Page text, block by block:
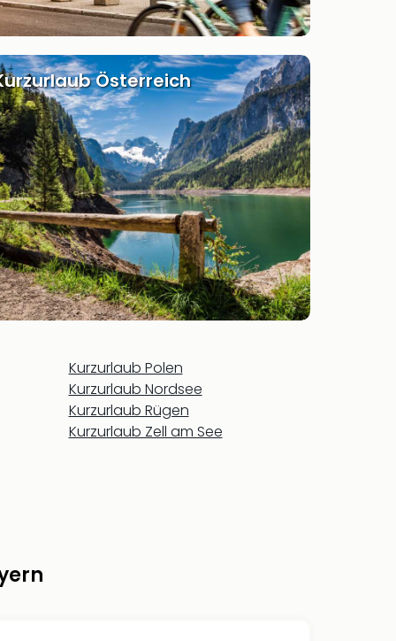
Österreich
Kurzurlaub Polen
Kurzurlaub Nordsee
Kurzurlaub Rügen
Kurzurlaub Zell am See